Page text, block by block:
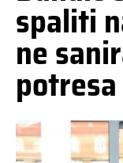
spaliti
ne